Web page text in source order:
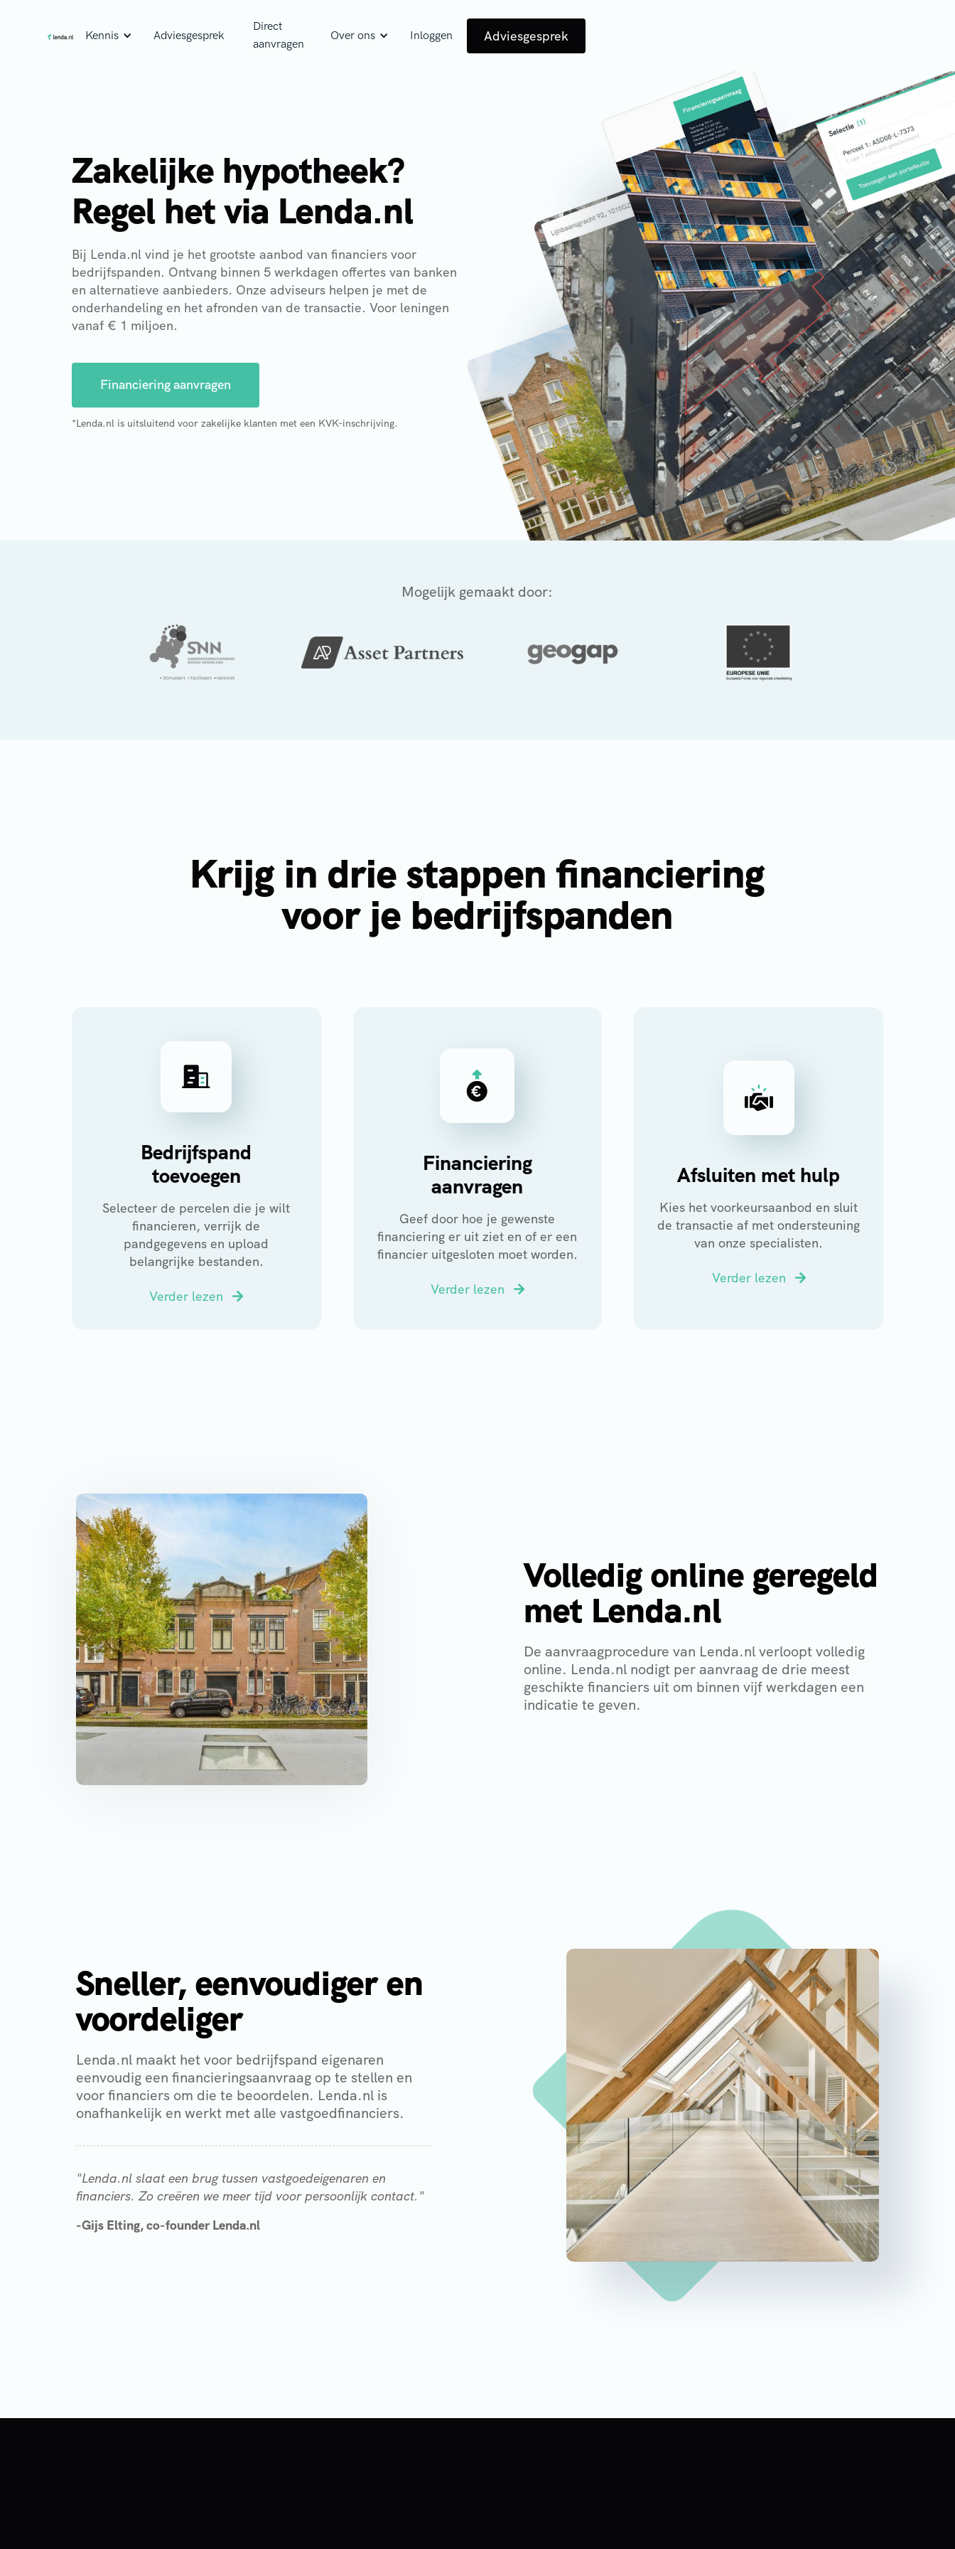
Kennis Adviesgesprek
Direct
aanvragen
Over ons Inloggen Adviesgesprek
Zakelijke hypotheek?
Regel het via Lenda.nl
Bij Lenda.nl vind je het grootste aanbod van financiers voor
bedrijfspanden. Ontvang binnen 5 werkdagen offertes van banken
en alternatieve aanbieders. Onze adviseurs helpen je met de
onderhandeling en het afronden van de transactie. Voor leningen
vanaf € 1 miljoen.
Financiering aanvragen
*Lenda.nl is uitsluitend voor zakelijke klanten met een KVK-inschrijving.
Mogelijk gemaakt door:
Krijg in drie stappen financiering
voor je bedrijfspanden
Bedrijfspand
toevoegen
Selecteer de percelen die je wilt
financieren, verrijk de
pandgegevens en upload
belangrijke bestanden.
Verder lezen
Financiering
aanvragen
Geef door hoe je gewenste
financiering er uit ziet en of er een
financier uitgesloten moet worden.
Verder lezen
Afsluiten met hulp
Kies het voorkeursaanbod en sluit
de transactie af met ondersteuning
van onze specialisten.
Verder lezen
Volledig online geregeld
met Lenda.nl
De aanvraagprocedure van Lenda.nl verloopt volledig
online. Lenda.nl nodigt per aanvraag de drie meest
geschikte financiers uit om binnen vijf werkdagen een
indicatie te geven.
Sneller, eenvoudiger en
voordeliger
Lenda.nl maakt het voor bedrijfspand eigenaren
eenvoudig een financieringsaanvraag op te stellen en
voor financiers om die te beoordelen. Lenda.nl is
onafhankelijk en werkt met alle vastgoedfinanciers.
"Lenda.nl slaat een brug tussen vastgoedeigenaren en
financiers. Zo creëren we meer tijd voor persoonlijk contact."
-Gijs Elting, co-founder Lenda.nl